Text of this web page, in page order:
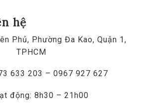
hệ
Phủ, Phường Đa Kao, Quận 1,
TPHCM
633 203 – 0967 927 627
động: 8h30 – 21h00